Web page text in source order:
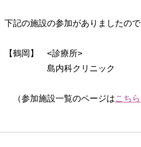
下記の施設の参加がありましたので
【鶴岡】 <診療所>
島内科クリニック
（参加施設一覧のページはこちら